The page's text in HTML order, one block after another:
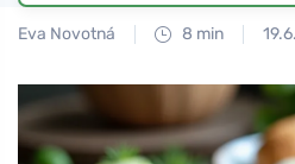
Eva Novotná 8 min